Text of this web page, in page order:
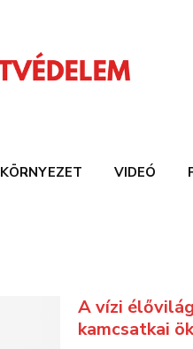
KÖRNYEZET VIDEÓ
A vízi
kamcsatkai